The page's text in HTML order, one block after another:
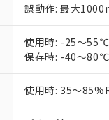
誤動作: 最大
使用時: -25～55℃
保存時: -40～80℃
使用時: 35～